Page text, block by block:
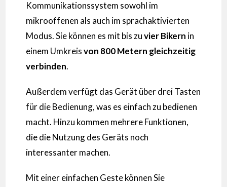
Kommunikationssystem sowohl im
mikrooffenen als auch im sprachaktivierten
Modus. Sie können es mit bis zuvier Bikern in
einem Umkreisvon 800 Metern gleichzeitig
verbinden.
Außerdem verfügt das Gerät über drei Tasten
für die Bedienung, was es einfach zu bedienen
macht. Hinzu kommen mehrere Funktionen,
die die Nutzung des Geräts noch
interessanter machen.
Mit einer einfachen Geste können Sie